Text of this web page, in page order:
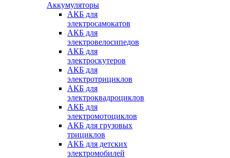
Аккумуляторы
АКБ для
электросамокатов
АКБ для
электровелосипедов
АКБ для
электроскутеров
АКБ для
электротрициклов
АКБ для
электроквадроциклов
АКБ для
электромотоциклов
АКБ для грузовых
трициклов
АКБ для детских
электромобилей